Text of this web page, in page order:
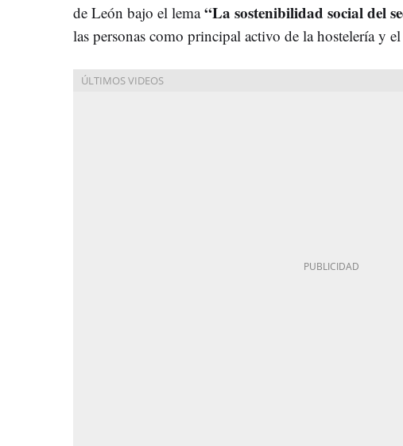
de León bajo el lema“La sostenibilidad social del
las personas como principal activo de la hostelería y